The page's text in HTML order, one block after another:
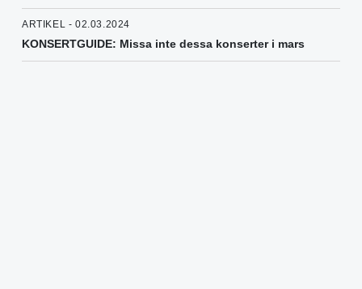
ARTIKEL - 02.03.2024
KONSERTGUIDE: Missa inte dessa konserter i mars